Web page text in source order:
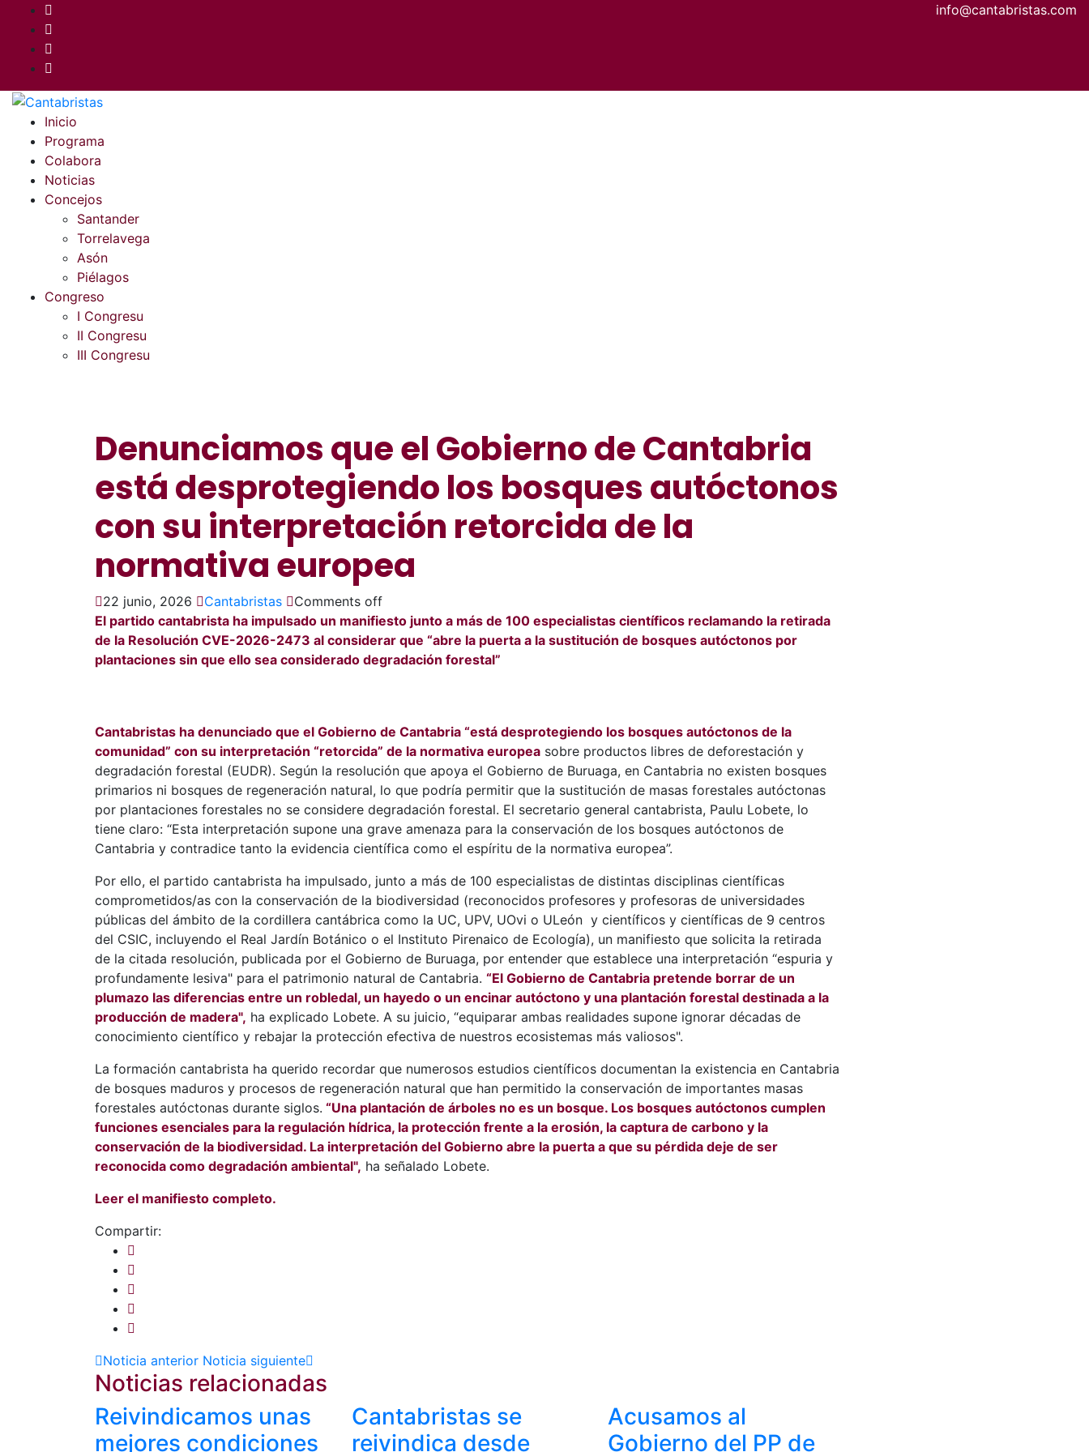
info@cantabristas.com
Inicio
Programa
Colabora
Noticias
Concejos
Santander
Torrelavega
Asón
Piélagos
Congreso
I Congresu
II Congresu
III Congresu
Denunciamos que el Gobierno de Cantabria
está desprotegiendo los bosques autóctonos
con su interpretación retorcida de la
normativa europea
22 junio, 2026 Cantabristas
Comments off
El partido cantabrista ha impulsado un manifiesto junto a más de 100 especialistas científicos reclamando la retirada
de la Resolución CVE-2026-2473 al considerar que “abre la puerta a la sustitución de bosques autóctonos por
plantaciones sin que ello sea considerado degradación forestal”
Cantabristas ha denunciado que el Gobierno de Cantabria “está desprotegiendo los bosques autóctonos de la
comunidad” con su interpretación “retorcida” de la normativa europea sobre productos libres de deforestación y
degradación forestal (EUDR). Según la resolución que apoya el Gobierno de Buruaga, en Cantabria no existen bosques
primarios ni bosques de regeneración natural, lo que podría permitir que la sustitución de masas forestales autóctonas
por plantaciones forestales no se considere degradación forestal. El secretario general cantabrista, Paulu Lobete, lo
tiene claro: “Esta interpretación supone una grave amenaza para la conservación de los bosques autóctonos de
Cantabria y contradice tanto la evidencia científica como el espíritu de la normativa europea”.
Por ello, el partido cantabrista ha impulsado, junto a más de 100 especialistas de distintas disciplinas científicas
comprometidos/as con la conservación de la biodiversidad (reconocidos profesores y profesoras de universidades
públicas del ámbito de la cordillera cantábrica como la UC, UPV, UOvi o ULeón y científicos y científicas de 9 centros
del CSIC, incluyendo el Real Jardín Botánico o el Instituto Pirenaico de Ecología), un manifiesto que solicita la retirada
de la citada resolución, publicada por el Gobierno de Buruaga, por entender que establece una interpretación “espuria y
profundamente lesiva" para el patrimonio natural de Cantabria. “El Gobierno de Cantabria pretende borrar de un
plumazo las diferencias entre un robledal, un hayedo o un encinar autóctono y una plantación forestal destinada a la
producción de madera", ha explicado Lobete. A su juicio, “equiparar ambas realidades supone ignorar décadas de
conocimiento científico y rebajar la protección efectiva de nuestros ecosistemas más valiosos".
La formación cantabrista ha querido recordar que numerosos estudios científicos documentan la existencia en Cantabria
de bosques maduros y procesos de regeneración natural que han permitido la conservación de importantes masas
forestales autóctonas durante siglos. “Una plantación de árboles no es un bosque. Los bosques autóctonos cumplen
funciones esenciales para la regulación hídrica, la protección frente a la erosión, la captura de carbono y la
conservación de la biodiversidad. La interpretación del Gobierno abre la puerta a que su pérdida deje de ser
reconocida como degradación ambiental", ha señalado Lobete.
Leer el manifiesto completo.
Compartir:
Noticia anterior Noticia siguiente
Noticias relacionadas
Reivindicamos unas
mejores condiciones
Cantabristas se
reivindica desde
Acusamos al
Gobierno del PP de